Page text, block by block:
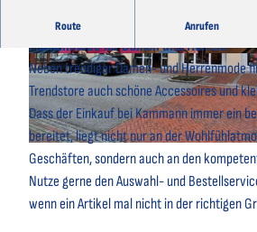
© Modehaus Kammann |CC-BY-SA ©
Route Anrufen
Der Trendstore vom Modehaus
Markenmode für Damen und Herren.
Neben trendiger Damen- und Herrenmode
Trendstore auch schöne Accessoires und
Dass der Einkauf bei Kammann immer ein
bereitet, liegt nicht nur an der
Geschäften, sondern auch an den
Nutze gerne den Auswahl- und
wenn ein Artikel mal nicht in der richtigen